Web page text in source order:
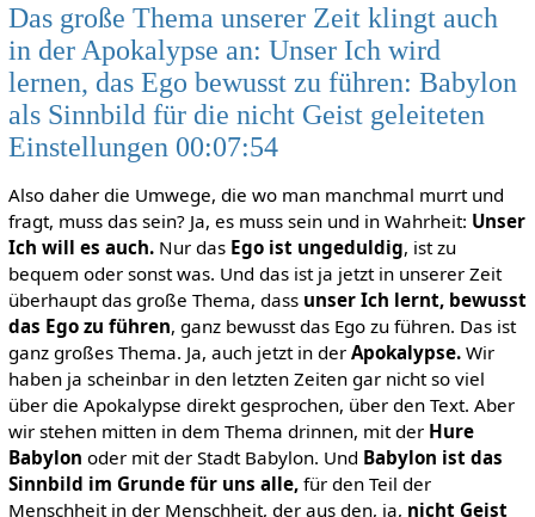
Das große Thema unserer Zeit klingt auch
in der Apokalypse an: Unser Ich wird
lernen, das Ego bewusst zu führen: Babylon
als Sinnbild für die nicht Geist geleiteten
Einstellungen 00:07:54
Also daher die Umwege, die wo man manchmal murrt und
fragt, muss das sein? Ja, es muss sein und in Wahrheit: Unser
Ich will es auch.Nur das Ego ist ungeduldig, ist zu
bequem oder sonst was. Und das ist ja jetzt in unserer Zeit
überhaupt das große Thema, dass unser Ich lernt, bewusst
das Ego zu führen, ganz bewusst das Ego zu führen. Das ist
ganz großes Thema. Ja, auch jetzt in der Apokalypse.Wir
haben ja scheinbar in den letzten Zeiten gar nicht so viel
über die Apokalypse direkt gesprochen, über den Text. Aber
wir stehen mitten in dem Thema drinnen, mit der Hure
Babylon oder mit der Stadt Babylon. Und Babylon ist das
Sinnbild im Grunde für uns alle,für den Teil der
Menschheit in der Menschheit, der aus den, ja, nicht Geist